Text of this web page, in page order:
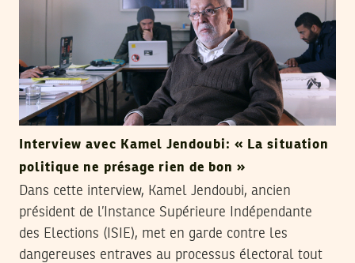
Interview avec Kamel Jendoubi: « La situation
politique ne présage rien de bon »
Dans cette interview, Kamel Jendoubi, ancien
président de l’Instance Supérieure Indépendante
des Elections (ISIE), met en garde contre les
dangereuses entraves au processus électoral tout